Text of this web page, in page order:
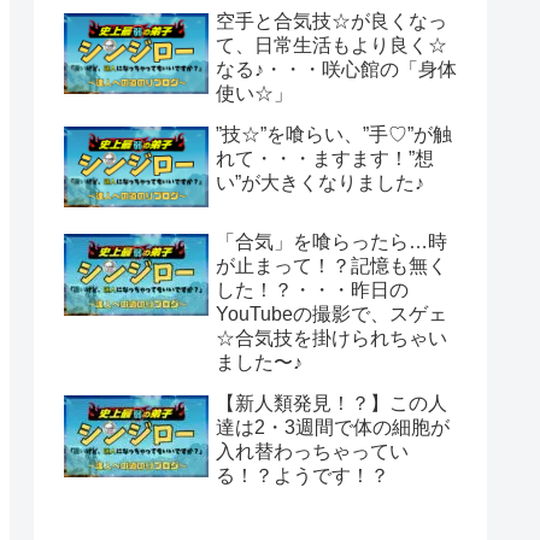
空手と合気技☆が良くなっ
て、日常生活もより良く☆
なる♪・・・咲心館の「身体
使い☆」
”技☆”を喰らい、”手♡”が触
れて・・・ますます！”想
い”が大きくなりました♪
「合気」を喰らったら…時
が止まって！？記憶も無く
した！？・・・昨日の
YouTubeの撮影で、スゲェ
☆合気技を掛けられちゃい
ました〜♪
【新人類発見！？】この人
達は2・3週間で体の細胞が
入れ替わっちゃってい
る！？ようです！？